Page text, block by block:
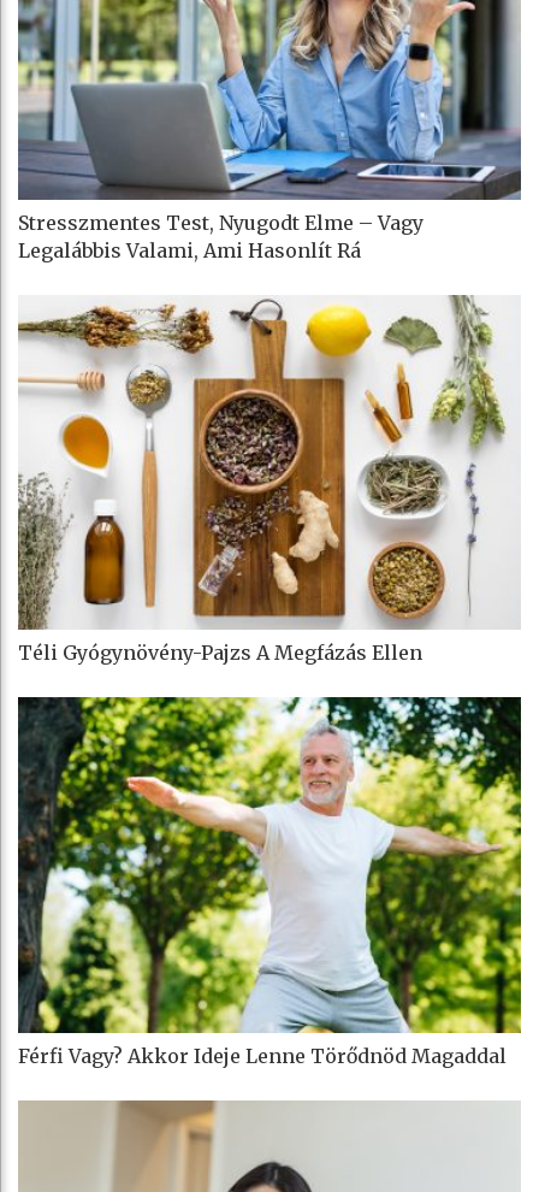
Stresszmentes Test, Nyugodt Elme – Vagy
Legalábbis Valami, Ami Hasonlít Rá
Téli Gyógynövény-Pajzs A Megfázás Ellen
Férfi Vagy? Akkor Ideje Lenne Törődnöd Magaddal